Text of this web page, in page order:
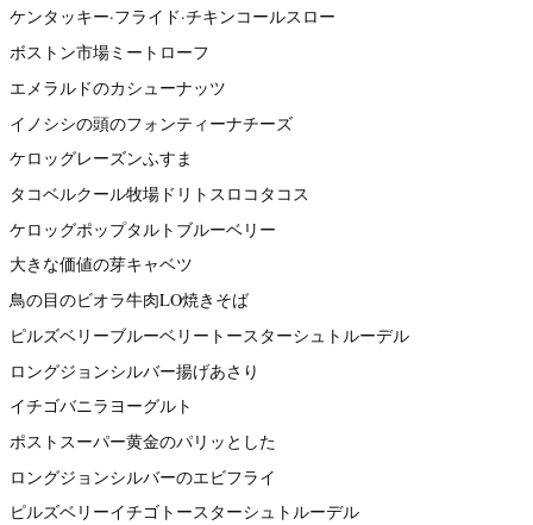
ケンタッキー·フライド·チキンコールスロー
ボストン市場ミートローフ
エメラルドのカシューナッツ
イノシシの頭のフォンティーナチーズ
ケロッグレーズンふすま
タコベルクール牧場ドリトスロコタコス
ケロッグポップタルトブルーベリー
大きな価値の芽キャベツ
鳥の目のビオラ牛肉LO焼きそば
ピルズベリーブルーベリートースターシュトルーデル
ロングジョンシルバー揚げあさり
イチゴバニラヨーグルト
ポストスーパー黄金のパリッとした
ロングジョンシルバーのエビフライ
ピルズベリーイチゴトースターシュトルーデル